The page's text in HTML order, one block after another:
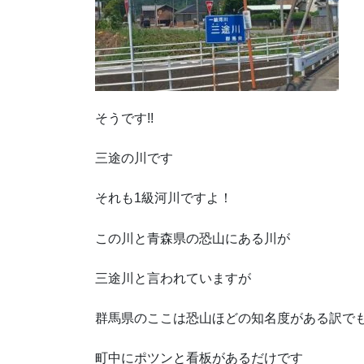
そうです!!
三途の川です
それも1級河川ですよ！
この川と青森県の恐山にある川が
三途川と言われていますが
群馬県のここは恐山ほどの知名度がある訳で
町中にポツンと看板があるだけです